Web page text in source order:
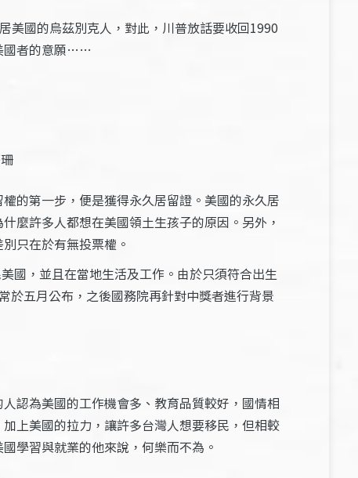
美國的烏茲別克人，對此，川普放話要收回1990
國者的意願……
的第一步，便是獲得永久居留證。美國的永久居
麼許多人都想在美國領土生孩子的原因。另外，
只在於有無投票權。
國，並且在當地生活及工作。由於只須符合出生
於五月公布，之後國務院再針對中獎者進行背景
認為美國的工作機會多、教育品質較好，國情相
上美國的拉力，讓許多台灣人想要移民，但相較
學習與就業的他來說，何樂而不為。